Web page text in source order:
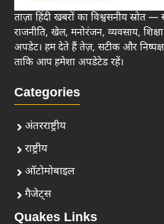
ताज़ा हिंदी खबरों का विश्वसनीय स्रोत —
राजनीति, खेल, मनोरंजन, व्यवसाय,
अपडेट। हम देते हैं तेज़, सटीक और
ताकि आप हमेशा अपडेटेड रहें।
Categories
अंतरराष्ट्रीय
राष्ट्रीय
ऑटोमोबाइल
गैजेट्स
Quakes Links